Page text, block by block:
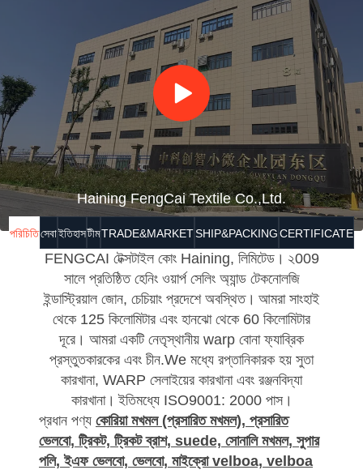
Haining FengCai Textile Co.,Ltd.
পরিচিতিসেবাইতিহাসটীমTRADE&MARKETSHIP&PACKINGCERTIFICATE
FENGCAI টেক্সটাইল কোং Haining, লিমিটেড। ২009
সালে প্রতিষ্ঠিত হেনিং ওয়ার্প সেলিং অ্যান্ড টেকনোলজি
ইন্ডাস্ট্রিয়াল জোন, চেচিয়াং প্রদেশে অবস্থিত। আমরা সাংহাই
থেকে 125 কিলোমিটার এবং হানঝো থেকে 60 কিলোমিটার
দূরে। আমরা একটি নেতৃস্থানীয় warp বোনা ফ্যাব্রিক
প্রস্তুতকারকের এবং চীন.We মধ্যে রপ্তানিকারক হয় সুতা
কারখানা, WARP সেলাইয়ের কারখানা এবং রঞ্জনবিদ্যা
কারখানা। ইতিমধ্যে ISO9001: 2000 পাস।
প্রধান পণ্য কোরিয়া মখমল (প্রসারিত মখমল), প্রসারিত
ভেলবো, ট্রিকট, ট্রিকট ব্রাশ, suede, সোনালি মখমল, সুপার
পলি, ইএফ ভেলবো, ভেলবো, মাইক্রো velboa, velboa